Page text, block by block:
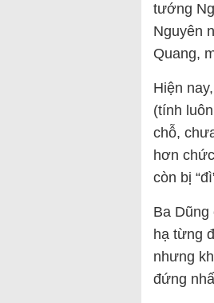
tướng
Nguyên
Quang,
Hiện
(tính
chỗ,
hơn
còn bị
Ba
hạ từng
nhưng
đứng